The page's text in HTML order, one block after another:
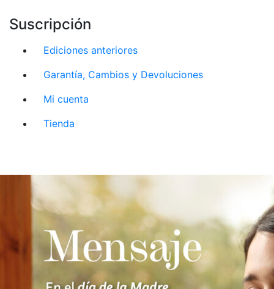
Suscripción
Ediciones anteriores
Garantía, Cambios y Devoluciones
Mi cuenta
Tienda